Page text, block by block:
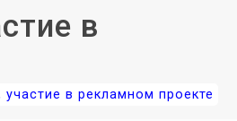
в
в рекламном проекте